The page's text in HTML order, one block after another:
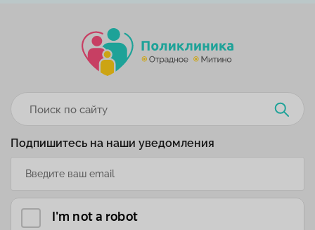
Подпишитесь на наши уведомления